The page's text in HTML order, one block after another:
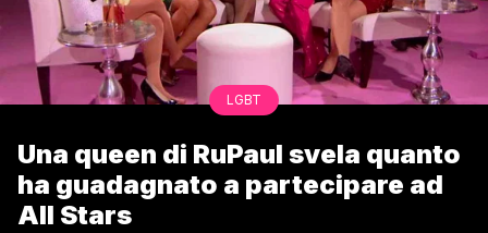
LGBT
Una queen di RuPaul svela quanto
ha guadagnato a partecipare ad
All Stars